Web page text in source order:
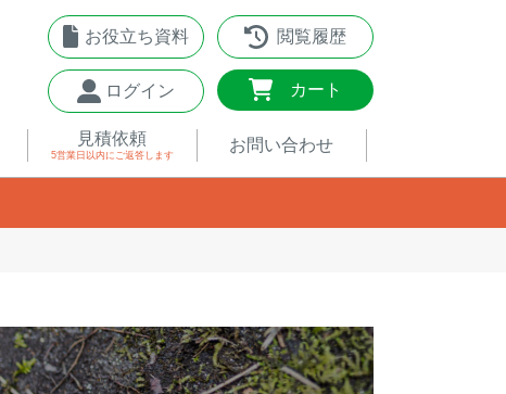
お役立ち資料 閲覧履歴
ログイン カート
見積依頼
5営業日以内 にご返答します
お問い合わせ